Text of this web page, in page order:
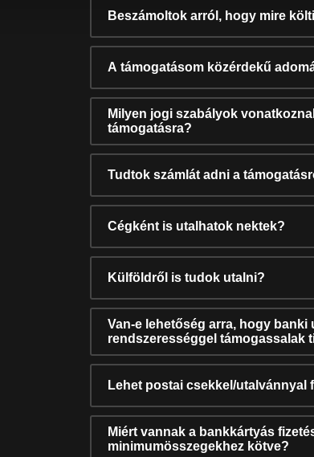
Beszámoltok arról, hogy mire
A támogatásom közérdekű
Milyen jogi szabályok
támogatásra?
Tudtok számlát adni a
Cégként is utalhatok nektek?
Külföldről is tudok utalni?
Van-e lehetőség arra, hogy banki
rendszerességgel támogassalak
Lehet postai csekkel/utalvánnyal
Miért vannak a bankkártyás
minimumösszegekhez kötve?